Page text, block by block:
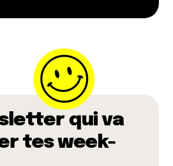
qui va
tes week-